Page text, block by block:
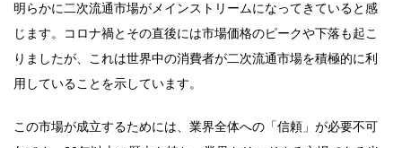
明らかに二次流通市場がメインストリームになってきていると感
じます。コロナ禍とその直後には市場価格のピークや下落も起こ
りましたが、これは世界中の消費者が二次流通市場を積極的に利
用していることを示しています。
この市場が成立するためには、業界全体への「信頼」が必要不可